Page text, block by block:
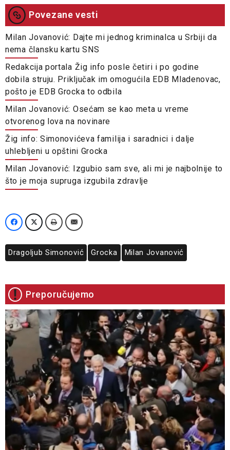
Povezane vesti
Milan Jovanović: Dajte mi jednog kriminalca u Srbiji da
nema člansku kartu SNS
Redakcija portala Žig info posle četiri i po godine
dobila struju. Priključak im omogućila EDB Mladenovac,
pošto je EDB Grocka to odbila
Milan Jovanović: Osećam se kao meta u vreme
otvorenog lova na novinare
Žig info: Simonovićeva familija i saradnici i dalje
uhlebljeni u opštini Grocka
Milan Jovanović: Izgubio sam sve, ali mi je najbolnije to
što je moja supruga izgubila zdravlje
Dragoljub Simonović Grocka Milan Jovanović
Preporučujemo